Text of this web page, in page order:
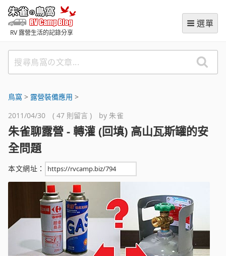
至
內
朱雀の鳥窩
RV 露營生活的記錄分享
選單
搜
尋
窩
文
章
鳥窩 > 露營裝備應用 >
2011/04/30 ( 47 則留言 ) by 朱雀
朱雀聊露營 - 轉灌 (回填) 高山瓦斯罐的安
全問題
本文網址：